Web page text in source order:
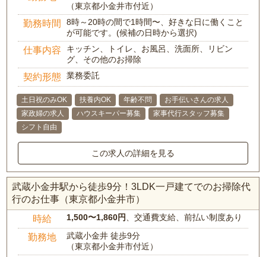
（東京都小金井市付近）
勤務時間
8時～20時の間で1時間〜、好きな日に働くこと
が可能です。(候補の日時から選択)
仕事内容
キッチン、トイレ、お風呂、洗面所、リビン
グ、その他のお掃除
契約形態 業務委託
土日祝のみOK 扶養内OK 年齢不問
お手伝いさんの求人
家政婦の求人
ハウスキーパー募集
家事代行スタッフ募集
シフト自由
この求人の詳細を見る
武蔵小金井駅から徒歩9分！3LDK一戸建てでのお掃除代
行のお仕事（東京都小金井市）
時給 1,500〜1,860円、交通費支給、前払い制度あり
勤務地
武蔵小金井 徒歩9分
（東京都小金井市付近）